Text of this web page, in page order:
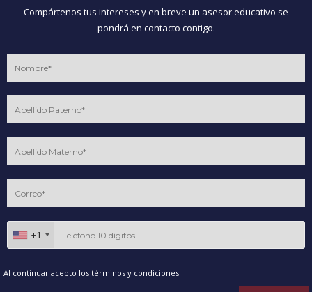
Compártenos tus intereses y en breve un asesor educativo se
pondrá en contacto contigo.
+1
Al continuar acepto los términos y condiciones